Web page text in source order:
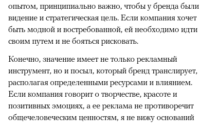
опытом, принципиально важно, чтобы у бренда были
видение и стратегическая цель. Если компания хочет
быть модной и востребованной, ей необходимо идти
своим путем и не бояться рисковать.
Конечно, значение имеет не только рекламный
инструмент, но и посыл, который бренд транслирует,
располагая определенными ресурсами и влиянием.
Если компания говорит о творчестве, красоте и
позитивных эмоциях, а ее реклама не противоречит
общечеловеческим ценностям, я не вижу оснований